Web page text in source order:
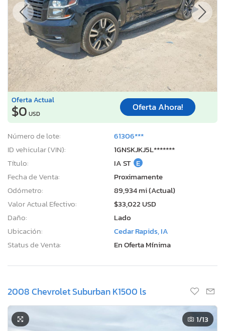
Oferta Actual
$0 USD
Oferta Ahora!
Número de lote:
61306***
ID vehicular (VIN):
1GNSKJKJ5L*******
Título:
IA ST E
Fecha de Venta:
Proximamente
Odómetro:
89,934 mi (Actual)
Valor Actual Efectivo:
$33,022 USD
Daño:
Lado
Ubicación:
Cedar Rapids, IA
Status de Venta:
En Oferta Mínima
2008 Chevrolet Suburban K1500 ls
1/13